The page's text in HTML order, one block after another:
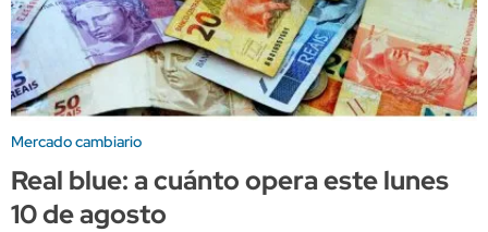
Mercado cambiario
Real blue: a cuánto opera este lunes
10 de agosto